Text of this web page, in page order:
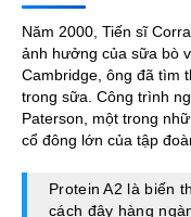
Năm 2000, Tiến sĩ
ảnh hưởng của sữa bò
Cambridge, ông đã tìm
trong sữa. Công trình
Paterson, một trong
cổ đông lớn của tập
Protein A2 là biến
cách đây hàng